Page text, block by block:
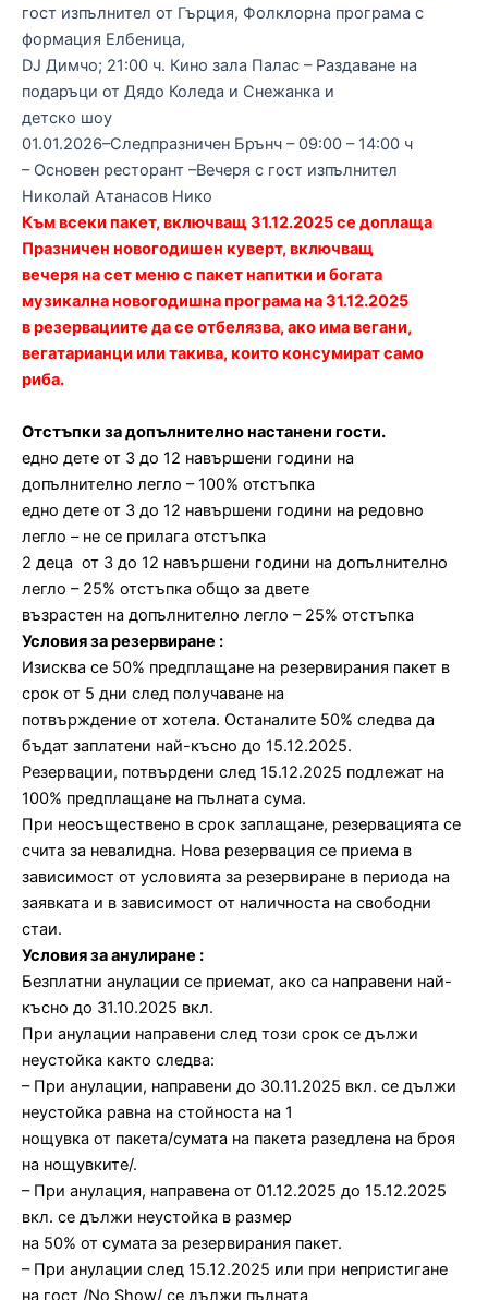
гост изпълнител от Гърция, Фолклорна програма с
формация Елбеница,
DJ Димчо; 21:00 ч. Кино зала Палас – Раздаване на
подаръци от Дядо Коледа и Снежанка и
детско шоу
01.01.2026–Следпразничен Брънч – 09:00 – 14:00 ч
– Основен ресторант –Вечеря с гост изпълнител
Николай Атанасов Нико
Към всеки пакет, включващ 31.12.2025 се доплаща
Празничен новогодишен куверт, включващ
вечеря на сет меню с пакет напитки и богата
музикална новогодишна програма на 31.12.2025
в резервациите да се отбелязва, ако има вегани,
вегатарианци или такива, които консумират само
риба.
Отстъпки за допълнително настанени гости.
едно дете от 3 до 12 навършени години на
допълнително легло – 100% отстъпка
едно дете от 3 до 12 навършени години на редовно
легло – не се прилага отстъпка
2 деца от 3 до 12 навършени години на допълнително
легло – 25% отстъпка общо за двете
възрастен на допълнително легло – 25% отстъпка
Условия за резервиране :
Изисква се 50% предплащане на резервирания пакет в
срок от 5 дни след получаване на
потвърждение от хотела. Останалите 50% следва да
бъдат заплатени най-късно до 15.12.2025.
Резервации, потвърдени след 15.12.2025 подлежат на
100% предплащане на пълната сума.
При неосъществено в срок заплащане, резервацията се
счита за невалидна. Нова резервация се приема в
зависимост от условията за резервиране в периода на
заявката и в зависимост от наличноста на свободни
стаи.
Условия за анулиране :
Безплатни анулации се приемат, ако са направени най-
късно до 31.10.2025 вкл.
При анулации направени след този срок се дължи
неустойка както следва:
– При анулации, направени до 30.11.2025 вкл. се дължи
неустойка равна на стойноста на 1
нощувка от пакета/сумата на пакета разедлена на броя
на нощувките/.
– При анулация, направена от 01.12.2025 до 15.12.2025
вкл. се дължи неустойка в размер
на 50% от сумата за резервирания пакет.
– При анулации след 15.12.2025 или при непристигане
на гост /No Show/ се дължи пълната